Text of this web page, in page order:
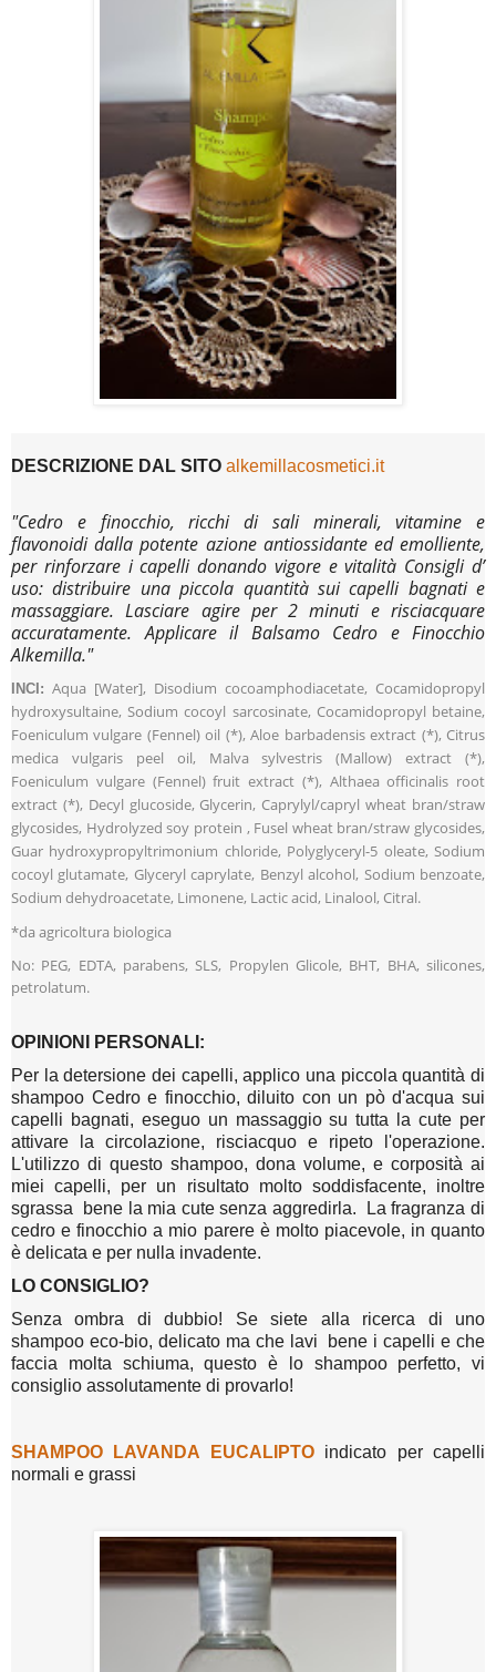
DESCRIZIONE DAL SITO alkemillacosmetici.it
"Cedro e finocchio, ricchi di sali minerali, vitamine e
flavonoidi dalla potente azione antiossidante ed emolliente,
per rinforzare i capelli donando vigore e vitalità Consigli d’
uso: distribuire una piccola quantità sui capelli bagnati e
massaggiare. Lasciare agire per 2 minuti e risciacquare
accuratamente. Applicare il Balsamo Cedro e Finocchio
Alkemilla."
INCI: Aqua [Water], Disodium cocoamphodiacetate, Cocamidopropyl
hydroxysultaine, Sodium cocoyl sarcosinate, Cocamidopropyl betaine,
Foeniculum vulgare (Fennel) oil (*), Aloe barbadensis extract (*), Citrus
medica vulgaris peel oil, Malva sylvestris (Mallow) extract (*),
Foeniculum vulgare (Fennel) fruit extract (*), Althaea officinalis root
extract (*), Decyl glucoside, Glycerin, Caprylyl/capryl wheat bran/straw
glycosides, Hydrolyzed soy protein , Fusel wheat bran/straw glycosides,
Guar hydroxypropyltrimonium chloride, Polyglyceryl-5 oleate, Sodium
cocoyl glutamate, Glyceryl caprylate, Benzyl alcohol, Sodium benzoate,
Sodium dehydroacetate, Limonene, Lactic acid, Linalool, Citral.
*da agricoltura biologica
No: PEG, EDTA, parabens, SLS, Propylen Glicole, BHT, BHA, silicones,
petrolatum.
OPINIONI PERSONALI:
Per la detersione dei capelli, applico una piccola quantità di
shampoo Cedro e finocchio, diluito con un pò d'acqua sui
capelli bagnati, eseguo un massaggio su tutta la cute per
attivare la circolazione, risciacquo e ripeto l'operazione.
L'utilizzo di questo shampoo, dona volume, e corposità ai
miei capelli, per un risultato molto soddisfacente, inoltre
sgrassa bene la mia cute senza aggredirla. La fragranza di
cedro e finocchio a mio parere è molto piacevole, in quanto
è delicata e per nulla invadente.
LO CONSIGLIO?
Senza ombra di dubbio! Se siete alla ricerca di uno
shampoo eco-bio, delicato ma che lavi bene i capelli e che
faccia molta schiuma, questo è lo shampoo perfetto, vi
consiglio assolutamente di provarlo!
SHAMPOO LAVANDA EUCALIPTO indicato per capelli
normali e grassi